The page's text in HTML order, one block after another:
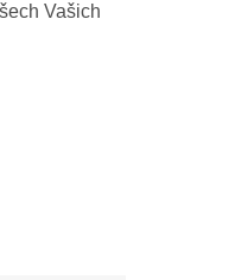
Vašich